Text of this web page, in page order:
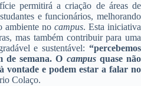
permitirá a criação de áreas de
e funcionários, melhorando
ambiente no campus. Esta iniciativa
mas também contribuir para uma
e sustentável: “percebemos
de semana. O campus quase não
vontade e podem estar a falar no
Colaço.